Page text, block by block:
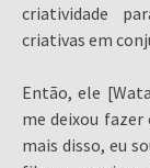
criatividade
criativas em
Então, ele
me deixou fazer
mais disso, eu